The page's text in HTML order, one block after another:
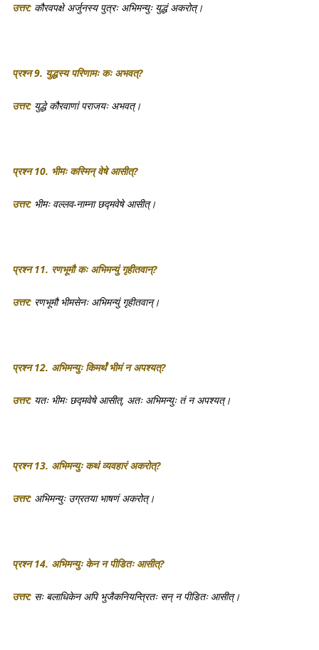
उत्तर: कौरवपक्षे अर्जुनस्य पुत्रः अभिमन्युः युद्धं अकरोत्।
प्रश्न 9. युद्धस्य परिणामः कः अभवत्?
उत्तर: युद्धे कौरवाणां पराजयः अभवत्।
प्रश्न 10. भीमः कस्मिन् वेषे आसीत्?
उत्तर: भीमः वल्लव-नाम्ना छद्मवेषे आसीत्।
प्रश्न 11. रणभूमौ कः अभिमन्युं गृहीतवान्?
उत्तर: रणभूमौ भीमसेनः अभिमन्युं गृहीतवान्।
प्रश्न 12. अभिमन्युः किमर्थं भीमं न अपश्यत्?
उत्तर: यतः भीमः छद्मवेषे आसीत्, अतः अभिमन्युः तं न अपश्यत्।
प्रश्न 13. अभिमन्युः कथं व्यवहारं अकरोत्?
उत्तर: अभिमन्युः उग्रतया भाषणं अकरोत्।
प्रश्न 14. अभिमन्युः केन न पीडितः आसीत्?
उत्तर: सः बलाधिकेन अपि भुजैकनियन्त्रितः सन् न पीडितः आसीत्।